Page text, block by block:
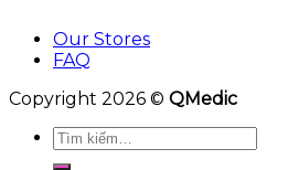
Our Stores
FAQ
Copyright 2026 © QMedic
Tìm
kiếm: